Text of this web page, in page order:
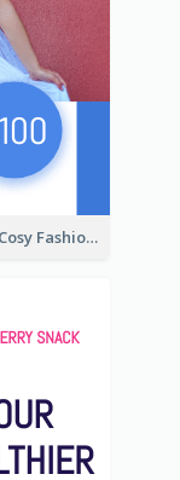
Summer Cosy Fashion Wide Skyscraper Banner